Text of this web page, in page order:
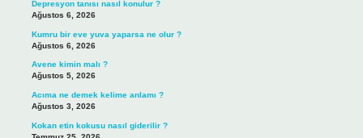
Depresyon tanısı nasıl konulur ?
Ağustos 6, 2026
Kumru bir eve yuva yaparsa ne olur ?
Ağustos 6, 2026
Avene kimin malı ?
Ağustos 5, 2026
Acıma ne demek kelime anlamı ?
Ağustos 3, 2026
Kokan etin kokusu nasıl giderilir ?